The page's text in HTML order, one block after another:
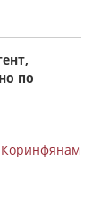
по
Коринфянам